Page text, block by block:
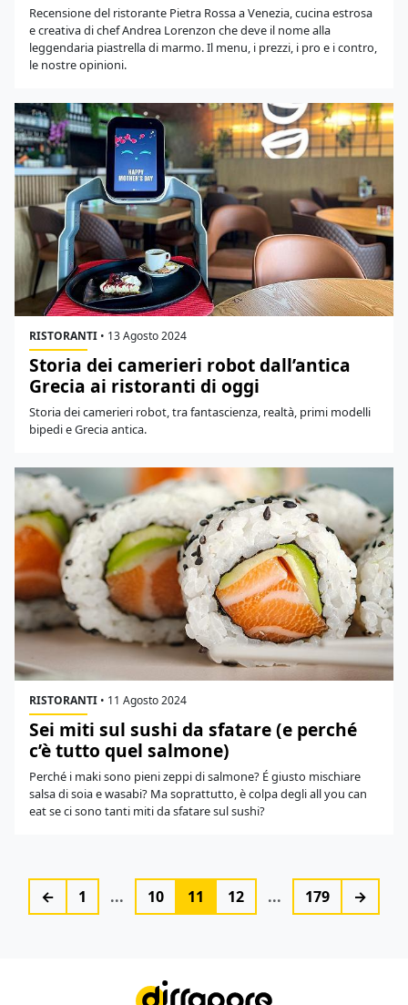
Recensione del ristorante Pietra Rossa a Venezia, cucina estrosa
e creativa di chef Andrea Lorenzon che deve il nome alla
leggendaria piastrella di marmo. Il menu, i prezzi, i pro e i contro,
le nostre opinioni.
RISTORANTI • 13 Agosto 2024
Storia dei camerieri robot dall’antica
Grecia ai ristoranti di oggi
Storia dei camerieri robot, tra fantascienza, realtà, primi modelli
bipedi e Grecia antica.
RISTORANTI • 11 Agosto 2024
Sei miti sul sushi da sfatare (e perché
c’è tutto quel salmone)
Perché i maki sono pieni zeppi di salmone? É giusto mischiare
salsa di soia e wasabi? Ma soprattutto, è colpa degli all you can
eat se ci sono tanti miti da sfatare sul sushi?
← 1 ... 10 11 12 ... 179 →